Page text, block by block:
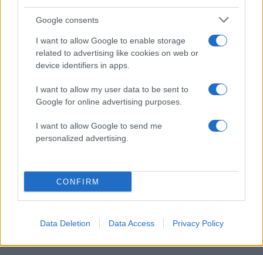
Google consents
I want to allow Google to enable storage
related to advertising like cookies on web or
device identifiers in apps.
I want to allow my user data to be sent to
Google for online advertising purposes.
I want to allow Google to send me
personalized advertising.
CONFIRM
Data Deletion Data Access Privacy Policy
Αλλαγές στην
ιδιωτική εκπαίδευση:
Αποχώρησαν από τη
συνάντηση με την
εκπρόσωποι της
ΟΙΕΛΕ
Στα σκαριά δεύτερο
νομοσχέδιο από το
ιδιωτική εκπαίδευση